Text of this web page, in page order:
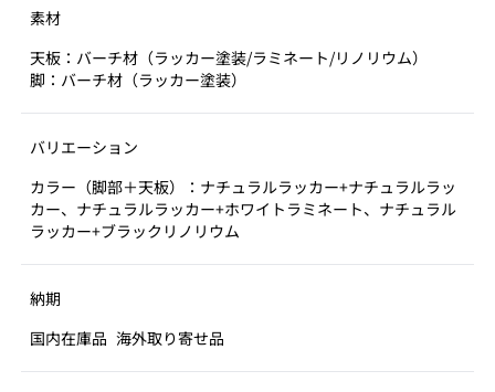
素材
天板：バーチ材（ラッカー塗装/ラミネート/リノリウム）
脚：バーチ材（ラッカー塗装）
バリエーション
カラー（脚部＋天板）：ナチュラルラッカー+ナチュラルラッ
カー、ナチュラルラッカー+ホワイトラミネート、ナチュラル
ラッカー+ブラックリノリウム
納期
国内在庫品 海外取り寄せ品